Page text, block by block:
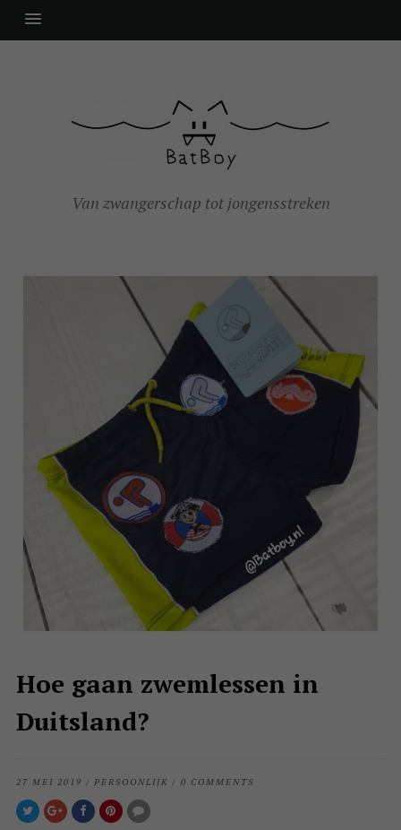
Van zwangerschap tot jongensstreken
Hoe gaan zwemlessen in
Duitsland?
27 MEI 2019 / PERSOONLIJK / 0 COMMENTS